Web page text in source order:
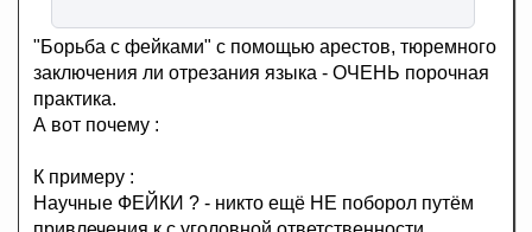
"Борьба с фейками" с помощью арестов, тюремного
заключения ли отрезания языка - ОЧЕНЬ порочная
практика.
А вот почему :
К примеру :
Научные ФЕЙКИ ? - никто ещё НЕ поборол путём